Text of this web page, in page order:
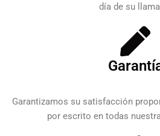
día de su
Garantizamos su satisfacción
por escrito en todas